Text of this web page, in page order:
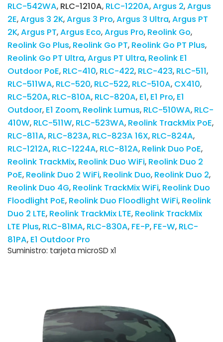
RLC-542WA RLC-1210A RLC-1220A Argus 2 Argus
2E Argus 3 2K Argus 3 Pro Argus 3 Ultra Argus PT
2K Argus PT Argus Eco Argus Pro Reolink Go
Reolink Go Plus Reolink Go PT Reolink Go PT Plus
Reolink Go PT Ultra Argus PT Ultra Reolink E1
Outdoor PoE RLC-410 RLC-422 RLC-423 RLC-511
RLC-511WA RLC-520 RLC-522 RLC-510A CX410
RLC-520A RLC-810A RLC-820A E1 E1 Pro E1
Outdoor E1 Zoom Reolink Lumus RLC-510WA RLC-
410W RLC-511W RLC-523WA Reolink TrackMix PoE
RLC-811A RLC-823A RLC-823A 16X RLC-824A
RLC-1212A RLC-1224A RLC-812A Relink Duo PoE
Reolink TrackMix Reolink Duo WiFi Reolink Duo 2
PoE Reolink Duo 2 WiFi Reolink Duo Reolink Duo 2
Reolink Duo 4G Reolink TrackMix WiFi Reolink Duo
Floodlight PoE Reolink Duo Floodlight WiFi Reolink
Duo 2 LTE Reolink TrackMix LTE Reolink TrackMix
LTE Plus RLC-81MA RLC-830A FE-P FE-W RLC-
81PA E1 Outdoor Pro
Suministro: tarjeta microSD x1